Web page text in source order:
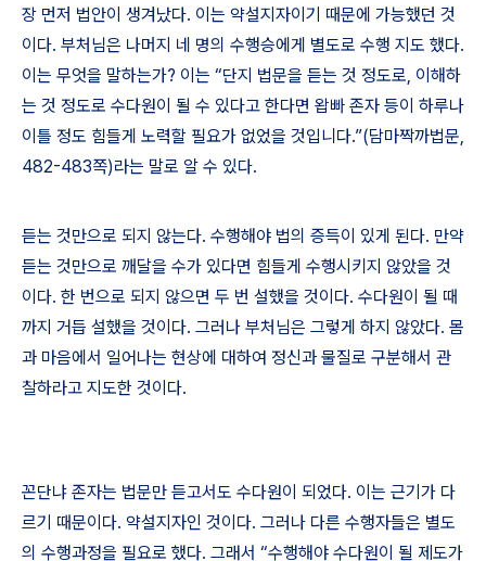
장 먼저 법안이 생겨났다. 이는 약설지자이기 때문에 가능했던 것
이다. 부처님은 나머지 네 명의 수행승에게 별도로 수행 지도 했다.
이는 무엇을 말하는가? 이는 “단지 법문을 듣는 것 정도로, 이해하
는 것 정도로 수다원이 될 수 있다고 한다면 왑빠 존자 등이 하루나
이틀 정도 힘들게 노력할 필요가 없었을 것입니다.”(담마짝까법문,
482-483쪽)라는 말로 알 수 있다.
듣는 것만으로 되지 않는다. 수행해야 법의 증득이 있게 된다. 만약
듣는 것만으로 깨달을 수가 있다면 힘들게 수행시키지 않았을 것
이다. 한 번으로 되지 않으면 두 번 설했을 것이다. 수다원이 될 때
까지 거듭 설했을 것이다. 그러나 부처님은 그렇게 하지 않았다. 몸
과 마음에서 일어나는 현상에 대하여 정신과 물질로 구분해서 관
찰하라고 지도한 것이다.
꼰단냐 존자는 법문만 듣고서도 수다원이 되었다. 이는 근기가 다
르기 때문이다. 약설지자인 것이다. 그러나 다른 수행자들은 별도
의 수행과정을 필요로 했다. 그래서 “수행해야 수다원이 될 제도가